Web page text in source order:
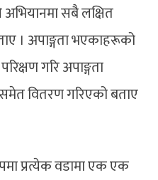
सबै लक्षित
। अपाङ्गता भएकाहरूको
गरि अपाङ्गता
वितरण गरिएको बताए
प्रत्येक वडामा एक एक